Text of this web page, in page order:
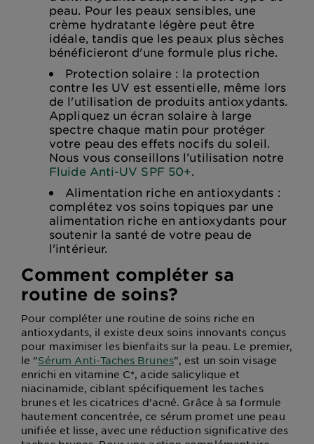
peau. Pour les peaux sensibles, une
crème hydratante légère peut être
idéale, tandis que les peaux plus sèches
bénéficieront d'une formule plus riche.
Protection solaire : la protection
contre les UV est essentielle, même lors
de l'utilisation de produits antioxydants.
Appliquez un écran solaire à large
spectre chaque matin pour protéger
votre peau des effets nocifs du soleil.
Nous vous conseillons l’utilisation notre
Fluide Anti-UV SPF 50+.
Alimentation riche en antioxydants :
complétez vos soins topiques par une
alimentation riche en antioxydants pour
soutenir la santé de votre peau de
l'intérieur.
Comment compléter sa
routine de soins?
Pour compléter une routine de soins riche en
antioxydants, il existe deux soins innovants conçus
pour maximiser les bienfaits sur la peau. Le premier,
le "Sérum Anti-Taches Brunes", est un soin visage
enrichi en vitamine C*, acide salicylique et
niacinamide, ciblant spécifiquement les taches
brunes et les cicatrices d'acné. Grâce à sa formule
hautement concentrée, ce sérum promet une peau
unifiée et lisse, avec une réduction significative des